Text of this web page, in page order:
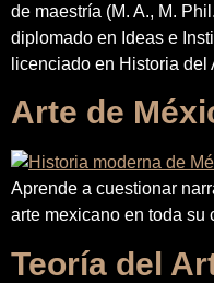
de maestría (M. A., M.
diplomado en Ideas e
licenciado en Historia del
Arte de
Aprende a cuestionar
arte mexicano en toda su
Teoría del